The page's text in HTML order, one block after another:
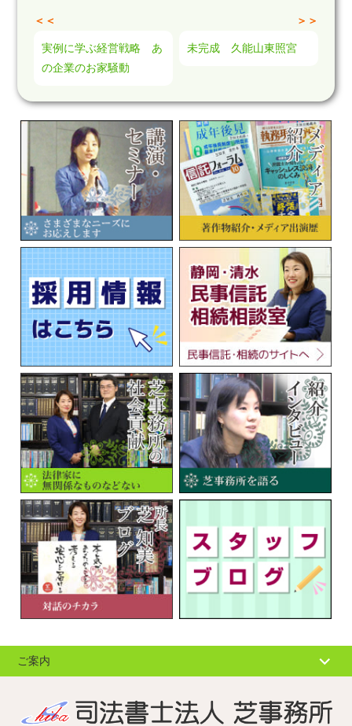
＜＜
実例に学ぶ経営戦略 あ
の企業のお家騒動
＞＞
未完成 久能山東照宮
ご案内